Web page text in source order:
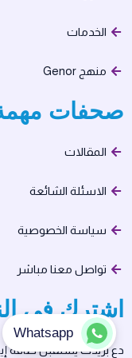
الخدمات
منهج Genor
صحفات
المقالات
الاسئلة الشائعة
سياسة الخصوصية
تواصل معنا مباشر
اشترك في
دع بريدك يستقبل طاقة